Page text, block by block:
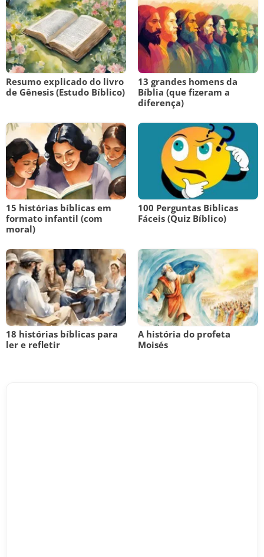
Resumo explicado do livro
de Gênesis (Estudo Bíblico)
13 grandes homens da
Bíblia (que fizeram a
diferença)
15 histórias bíblicas em
formato infantil (com
moral)
100 Perguntas Bíblicas
Fáceis (Quiz Bíblico)
18 histórias bíblicas para
ler e refletir
A história do profeta
Moisés